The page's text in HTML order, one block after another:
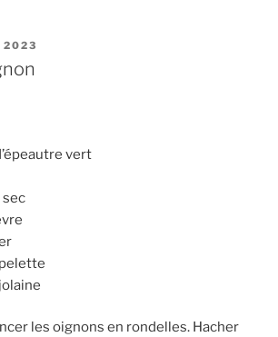
2023
vert
sec
les oignons en rondelles. Hacher